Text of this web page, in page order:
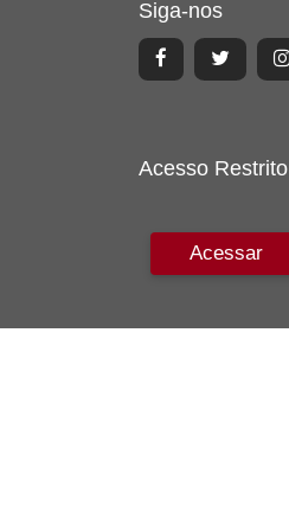
Siga-nos
Acesso Restrito
Acessar